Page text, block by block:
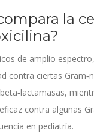
la
de amplio
contra ciertas
contra algunas
en pediatría.